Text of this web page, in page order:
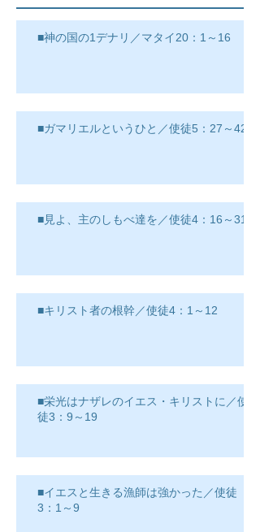
■神の国の1デナリ／マタイ20：1～16
■ガマリエルというひと／使徒5：27～42
■見よ、主のしもべ達を／使徒4：16～31
■キリスト者の根幹／使徒4：1～12
■栄光はナザレのイエス・キリストに／使
徒3：9～19
■イエスと生きる漁師は強かった／使徒
3：1～9